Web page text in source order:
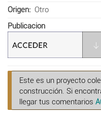
Origen
Otro
Publicacion
Este es un proyecto
construcción. Si
llegar tus comentarios